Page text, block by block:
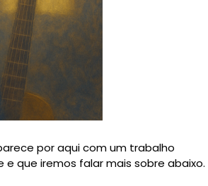
por aqui com um trabalho
que iremos falar mais sobre abaixo.